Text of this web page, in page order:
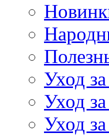
Уход
Уход
Уход